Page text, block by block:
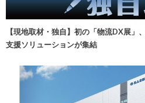
【現地取材・独自】初の「物流DX展」
支援ソリューションが集結